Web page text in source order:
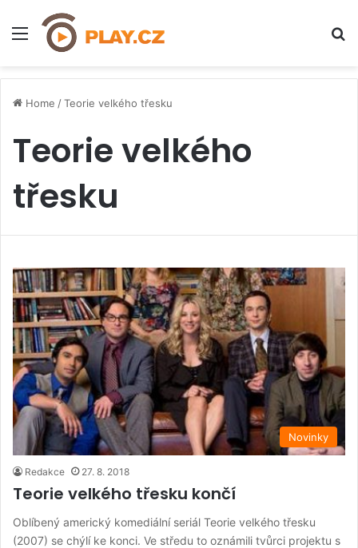
Menu
Home /Teorie velkého třesku
Teorie velkého
třesku
Novinky
Redakce 27. 8. 2018
Teorie velkého třesku končí
Oblíbený americký komediální seriál Teorie velkého třesku
(2007) se chýlí ke konci. Ve středu to oznámili tvůrci projektu s